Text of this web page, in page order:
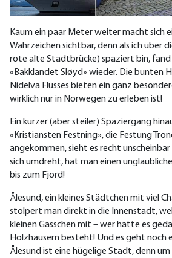
Kaum ein paar Meter weiter macht sich
Wahrzeichen sichtbar, denn als ich über
rote alte Stadtbrücke) spaziert bin, fand
«Bakklandet Sløyd» wieder. Die bunten
Nidelva Flusses bieten ein ganz
wirklich nur in Norwegen zu erleben ist!
Ein kurzer (aber steiler) Spaziergang
«Kristiansten Festning», die Festung
angekommen, sieht es recht
sich umdreht, hat man einen
bis zum Fjord!
Ålesund, ein kleines Städtchen mit viel
stolpert man direkt in die Innenstadt,
kleinen Gässchen mit – wer hätte es
Holzhäusern besteht! Und es geht noch
Ålesund ist eine hügelige Stadt, denn